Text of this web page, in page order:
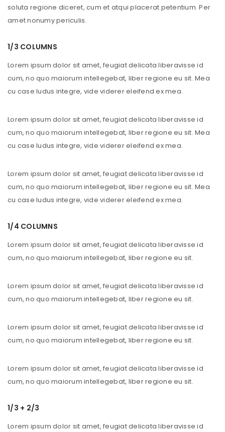
soluta regione diceret, cum et atqui placerat petentium. Per
amet nonumy periculis.
1/3 COLUMNS
Lorem ipsum dolor sit amet, feugiat delicata liberavisse id
cum, no quo maiorum intellegebat, liber regione eu sit. Mea
cu case ludus integre, vide viderer eleifend ex mea.
Lorem ipsum dolor sit amet, feugiat delicata liberavisse id
cum, no quo maiorum intellegebat, liber regione eu sit. Mea
cu case ludus integre, vide viderer eleifend ex mea.
Lorem ipsum dolor sit amet, feugiat delicata liberavisse id
cum, no quo maiorum intellegebat, liber regione eu sit. Mea
cu case ludus integre, vide viderer eleifend ex mea.
1/4 COLUMNS
Lorem ipsum dolor sit amet, feugiat delicata liberavisse id
cum, no quo maiorum intellegebat, liber regione eu sit.
Lorem ipsum dolor sit amet, feugiat delicata liberavisse id
cum, no quo maiorum intellegebat, liber regione eu sit.
Lorem ipsum dolor sit amet, feugiat delicata liberavisse id
cum, no quo maiorum intellegebat, liber regione eu sit.
Lorem ipsum dolor sit amet, feugiat delicata liberavisse id
cum, no quo maiorum intellegebat, liber regione eu sit.
1/3 + 2/3
Lorem ipsum dolor sit amet, feugiat delicata liberavisse id